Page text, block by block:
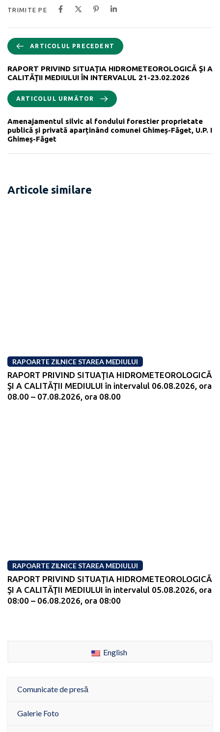
TRIMITE PE
ARTICOLUL PRECEDENT
RAPORT PRIVIND SITUAŢIA HIDROMETEOROLOGICĂ ŞI A
CALITĂŢII MEDIULUI ÎN INTERVALUL 21-23.02.2026
ARTICOLUL URMĂTOR
Amenajamentul silvic al fondului forestier proprietate
publică și privată aparținând comunei Ghimeș-Făget, U.P. I
Ghimeș-Făget
Articole similare
RAPOARTE ZILNICE STAREA MEDIULUI
RAPORT PRIVIND SITUAŢIA HIDROMETEOROLOGICĂ
ŞI A CALITĂŢII MEDIULUI în intervalul 06.08.2026, ora
08.00 – 07.08.2026, ora 08.00
RAPOARTE ZILNICE STAREA MEDIULUI
RAPORT PRIVIND SITUAŢIA HIDROMETEOROLOGICĂ
ŞI A CALITĂŢII MEDIULUI în intervalul 05.08.2026, ora
08:00 – 06.08.2026, ora 08:00
English
Comunicate de presă
Galerie Foto